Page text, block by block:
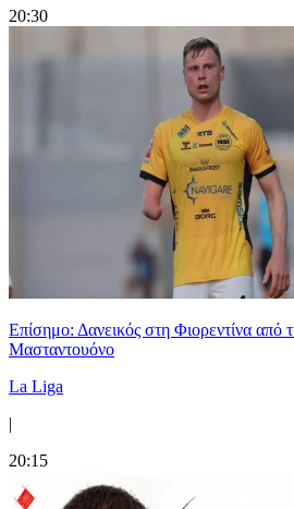
20:30
Επίσημο: Δανεικός στη Φιορεντίνα από
Μασταντουόνο
La Liga
|
20:15